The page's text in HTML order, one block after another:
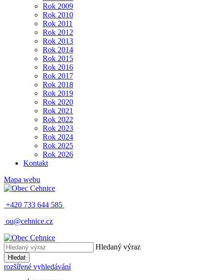
Rok 2009
Rok 2010
Rok 2011
Rok 2012
Rok 2013
Rok 2014
Rok 2015
Rok 2016
Rok 2017
Rok 2018
Rok 2019
Rok 2020
Rok 2021
Rok 2022
Rok 2023
Rok 2024
Rok 2025
Rok 2026
Kontakt
Mapa webu
+420 733 644 585
ou@cehnice.cz
Hledaný výraz
Hledat
rozšířené vyhledávání